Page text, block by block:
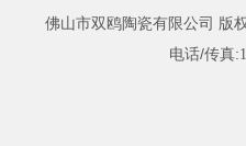
佛山市双鸥陶瓷有限公司 版
电话/传真: